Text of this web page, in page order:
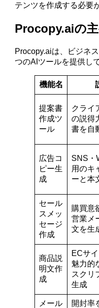
テンツを作成する必要
Procopy.aiの
Procopy.aiは、ビジネ
つのAIツールを提供し
機能名
提案書
作成ツ
ール
クライ
の説得
書を自
広告コ
ピー生
成
SNS・
用のキ
ーと本
セール
スメッ
セージ
作成
購買意
営業メ
文を生
商品説
明文作
成
ECサ
魅力的
スクリ
生成
メール
開封率